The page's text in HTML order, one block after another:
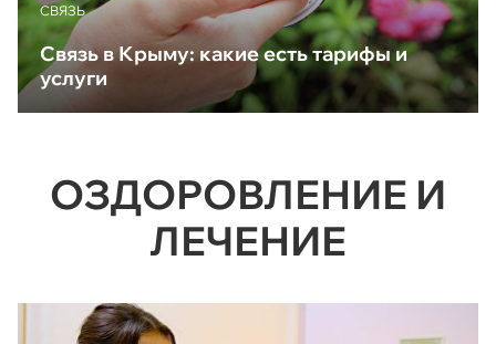
CВЯЗЬ
Связь в Крыму: какие есть тарифы и
услуги
ОЗДОРОВЛЕНИЕ И
ЛЕЧЕНИЕ